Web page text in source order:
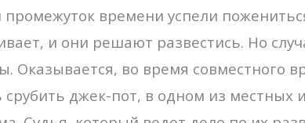
промежуток времени успели
и они решают развестись. Но
Оказывается, во время совместного
джек-пот, в одном из местных